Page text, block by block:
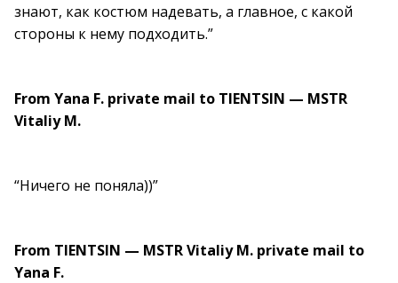
знают, как костюм надевать, а главное, с какой
стороны к нему подходить.”
From Yana F. private mail to TIENTSIN — MSTR
Vitaliy M.
“Ничего не поняла))”
From TIENTSIN — MSTR Vitaliy M. private mail to
Yana F.